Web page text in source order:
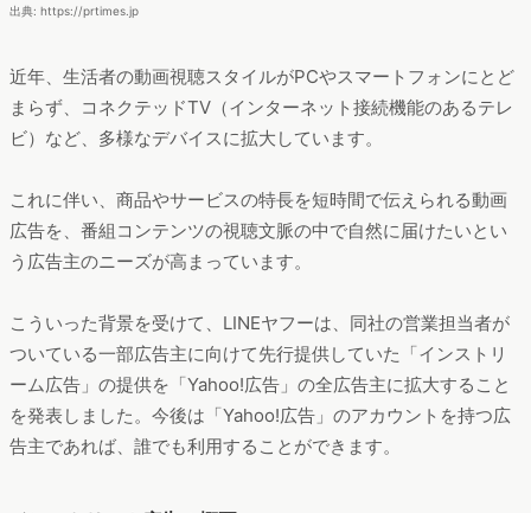
出典: https://prtimes.jp
近年、生活者の動画視聴スタイルがPCやスマートフォンにとど
まらず、コネクテッドTV（インターネット接続機能のあるテレ
ビ）など、多様なデバイスに拡大しています。
これに伴い、商品やサービスの特長を短時間で伝えられる動画
広告を、番組コンテンツの視聴文脈の中で自然に届けたいとい
う広告主のニーズが高まっています。
こういった背景を受けて、LINEヤフーは、同社の営業担当者が
ついている一部広告主に向けて先行提供していた「インストリ
ーム広告」の提供を「Yahoo!広告」の全広告主に拡大すること
を発表しました。今後は「Yahoo!広告」のアカウントを持つ広
告主であれば、誰でも利用することができます。